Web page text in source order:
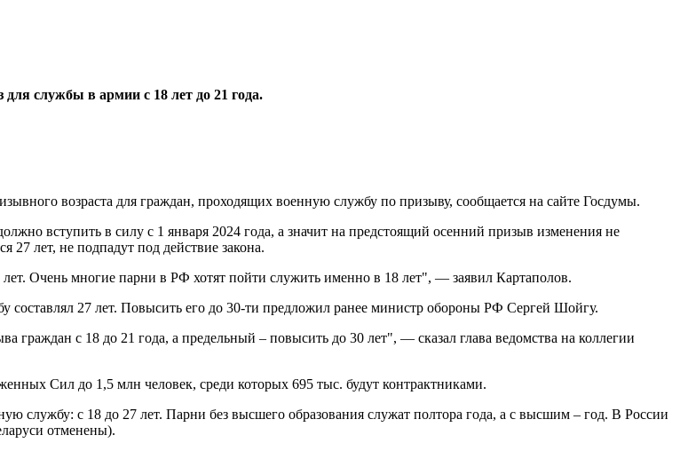
службы в армии с 18 лет до 21 года.
возраста для граждан, проходящих военную службу по призыву, сообщается на сайте Госдумы.
вступить в силу с 1 января 2024 года, а значит на предстоящий осенний призыв изменения не
27 лет, не подпадут под действие закона.
Очень многие парни в РФ хотят пойти служить именно в 18 лет", — заявил Картаполов.
27 лет. Повысить его до 30-ти предложил ранее министр обороны РФ Сергей Шойгу.
с 18 до 21 года, а предельный – повысить до 30 лет", — сказал глава ведомства на коллегии
Сил до 1,5 млн человек, среди которых 695 тыс. будут контрактниками.
службу: с 18 до 27 лет. Парни без высшего образования служат полтора года, а с высшим – год. В России
отменены).